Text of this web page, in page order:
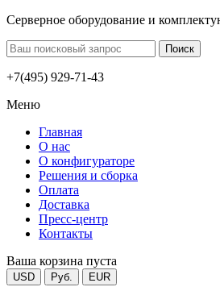
Серверное оборудование и
+7(495) 929-71-43
Меню
Главная
О нас
О конфигураторе
Решения и сборка
Оплата
Доставка
Пресс-центр
Контакты
Ваша корзина пуста
USD Руб. EUR